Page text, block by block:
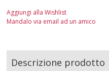
VALLE D'AOSTA
BIANCHI
Aggiungi alla Wishlist
Mandalo via email ad un amico
Descrizione prodotto